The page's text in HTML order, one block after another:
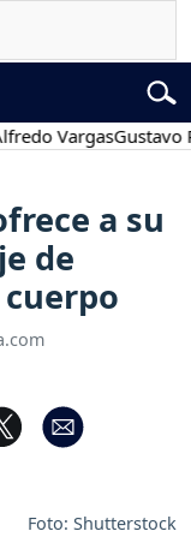
VargasGustavo
a su
de
Foto: Shutterstock